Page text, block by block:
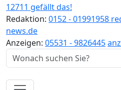
12711 gefällt das!
Redaktion: 0152 - 01991958
news.de
Anzeigen: 05531 - 9826445